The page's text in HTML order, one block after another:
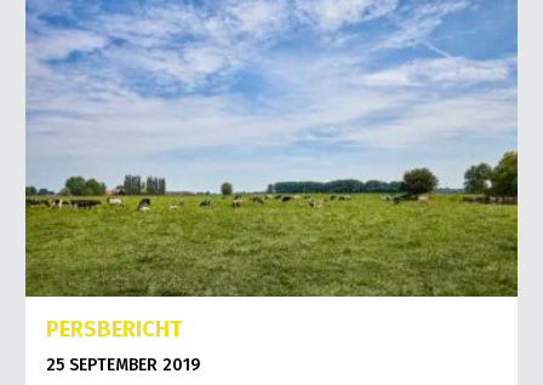
PERSBERICHT
25 SEPTEMBER 2019